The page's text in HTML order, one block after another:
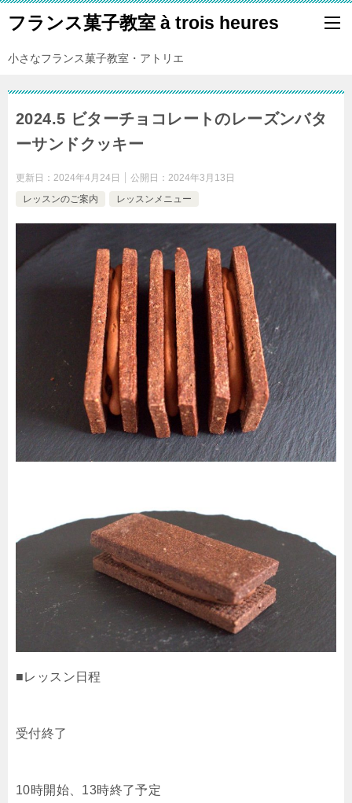
フランス菓子教室 à trois heures
小さなフランス菓子教室・アトリエ
2024.5 ビターチョコレートのレーズンバタ
ーサンドクッキー
更新日： 2024年4月24日 公開日： 2024年3月13日
レッスンのご案内
レッスンメニュー
■レッスン日程
受付終了
10時開始、13時終了予定